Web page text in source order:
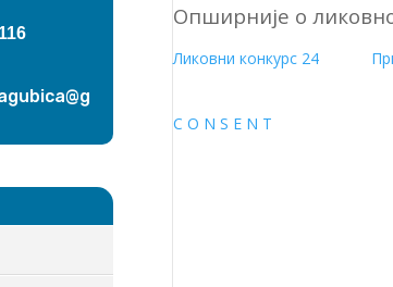
Опширније о
Ликовни конкурс 24
C O N S E N T